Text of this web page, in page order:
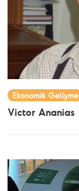
Ekonomik Gelişme
Victor Ananias